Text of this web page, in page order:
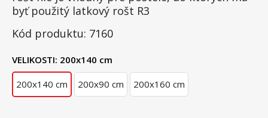
byť použitý latkový rošt R3
Kód produktu: 7160
VELIKOSTI: 200x140 cm
200x140 cm 200x90 cm 200x160 cm